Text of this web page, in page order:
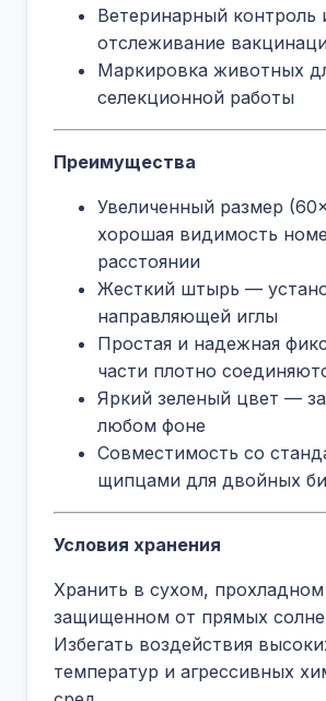
Ветеринарный контроль
отслеживание
Маркировка животных
селекционной работы
Преимущества
Увеличенный размер
хорошая видимость
расстоянии
Жесткий штырь —
направляющей иглы
Простая и надежная
части плотно
Яркий зеленый цвет —
любом фоне
Совместимость со
щипцами для двойных
Условия хранения
Хранить в сухом,
защищенном от прямых
Избегать воздействия
температур и агрессивных